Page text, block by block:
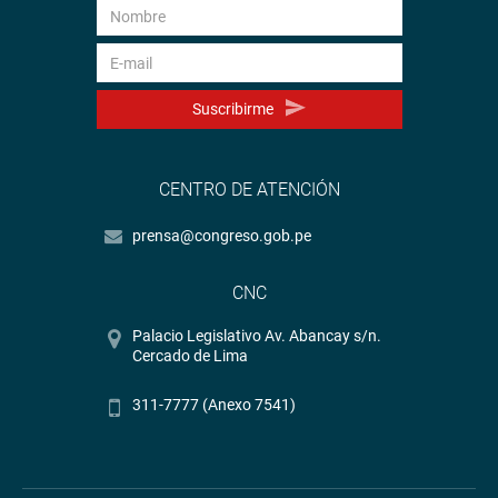
Suscribirme
CENTRO DE ATENCIÓN
prensa@congreso.gob.pe
CNC
Palacio Legislativo Av. Abancay s/n.
Cercado de Lima
311-7777 (Anexo 7541)